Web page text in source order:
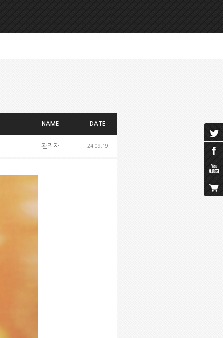
NAME DATE
관리자 24.09.19